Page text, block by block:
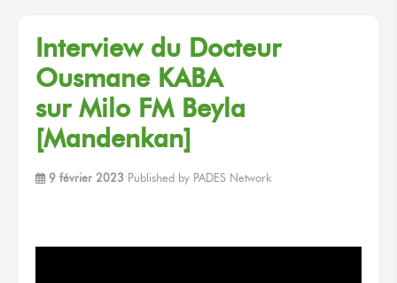
Interview du Docteur
Ousmane KABA
sur Milo FMBeyla
[Mandenkan]
9 février 2023 Published by PADES Network